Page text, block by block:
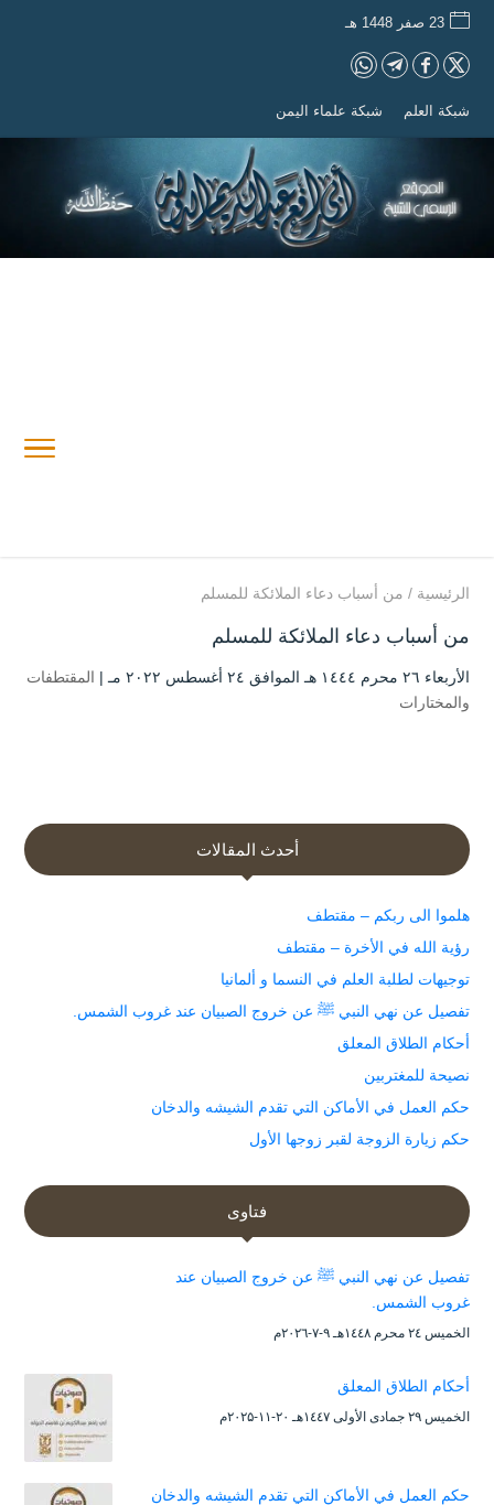
23 صفر 1448 هـ
شبكة العلم شبكة علماء اليمن
الرئيسية / من أسباب دعاء الملائكة للمسلم
من أسباب دعاء الملائكة للمسلم
الأربعاء ۲٦ محرم ۱٤٤٤ هـ الموافق ۲٤ أغسطس ۲۰۲۲ مـ |
المقتطفات
والمختارات
أحدث المقالات
هلموا الى ربكم – مقتطف
رؤية الله في الأخرة – مقتطف
توجيهات لطلبة العلم في النسما و ألمانيا
تفصيل عن نهي النبي ﷺ عن خروج الصبيان عند غروب الشمس.
أحكام الطلاق المعلق
نصيحة للمغتربين
حكم العمل في الأماكن التي تقدم الشيشه والدخان
حكم زيارة الزوجة لقبر زوجها الأول
فتاوى
تفصيل عن نهي النبي ﷺ عن خروج الصبيان عند
غروب الشمس.
الخميس ۲٤ محرم ۱٤٤۸هـ ۹-۷-۲۰۲٦م
أحكام الطلاق المعلق
الخميس ۲۹ جمادى الأولى ۱٤٤۷هـ ۲۰-۱۱-۲۰۲۵م
حكم العمل في الأماكن التي تقدم الشيشه والدخان